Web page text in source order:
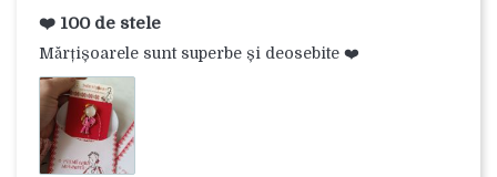
❤️ 100 de stele
Mărțișoarele sunt superbe și deosebite ❤️